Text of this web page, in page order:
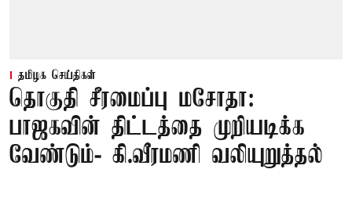
தமிழக செய்திகள்
தொகுதி சீரமைப்பு மசோதா:
பாஜகவின் திட்டத்தை முறியடிக்க
வேண்டும்- கி.வீரமணி வலியுறுத்தல்